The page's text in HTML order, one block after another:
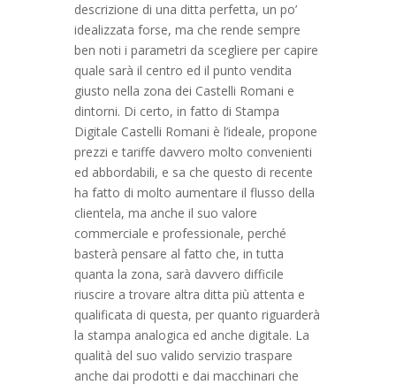
descrizione di una ditta perfetta, un po’
idealizzata forse, ma che rende sempre
ben noti i parametri da scegliere per capire
quale sarà il centro ed il punto vendita
giusto nella zona dei Castelli Romani e
dintorni. Di certo, in fatto di Stampa
Digitale Castelli Romani è l’ideale, propone
prezzi e tariffe davvero molto convenienti
ed abbordabili, e sa che questo di recente
ha fatto di molto aumentare il flusso della
clientela, ma anche il suo valore
commerciale e professionale, perché
basterà pensare al fatto che, in tutta
quanta la zona, sarà davvero difficile
riuscire a trovare altra ditta più attenta e
qualificata di questa, per quanto riguarderà
la stampa analogica ed anche digitale. La
qualità del suo valido servizio traspare
anche dai prodotti e dai macchinari che